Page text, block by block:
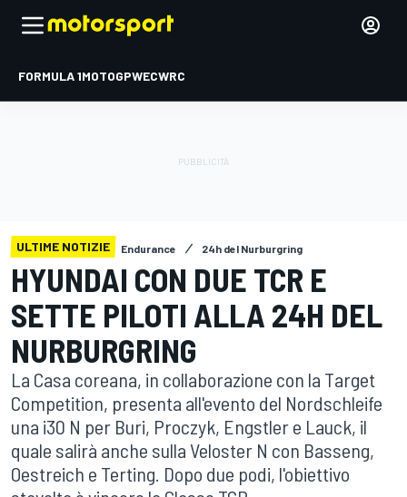
FORMULA 1MOTOGPWECWRC
ULTIME NOTIZIE Endurance 24h del Nurburgring
HYUNDAI CON DUE TCR E
SETTE PILOTI ALLA 24H DEL
NURBURGRING
La Casa coreana, in collaborazione con la Target
Competition, presenta all'evento del Nordschleife
una i30 N per Buri, Proczyk, Engstler e Lauck, il
quale salirà anche sulla Veloster N con Basseng,
Oestreich e Terting. Dopo due podi, l'obiettivo